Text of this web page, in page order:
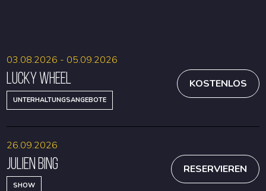
Lucky Wheel
UNTERHALTUNGSANGEBOTE
03.08.2026 - 05.09.2026
KOSTENLOS
Julien Bing
SHOW
26.09.2026
RESERVIEREN